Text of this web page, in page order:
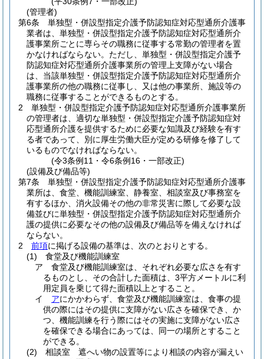
(管理者)
第6条
単独型・併設型指定介護予防認知症対応型通所介護事
業者は、単独型・併設型指定介護予防認知症対応型通所介
護事業所ごとに専らその職務に従事する常勤の管理者を置
かなければならない。 ただし、単独型・併設型指定介護予
防認知症対応型通所介護事業所の管理上支障がない場合
は、当該単独型・併設型指定介護予防認知症対応型通所介
護事業所の他の職務に従事し、又は他の事業所、施設等の
職務に従事することができるものとする。
2
単独型・併設型指定介護予防認知症対応型通所介護事業所
の管理者は、適切な単独型・併設型指定介護予防認知症対
応型通所介護を提供するために必要な知識及び経験を有す
る者であって、別に厚生労働大臣が定める研修を修了して
いるものでなければならない。
(令3条例11・令6条例16・一部改正)
(設備及び備品等)
第7条
単独型・併設型指定介護予防認知症対応型通所介護事
業所は、食堂、機能訓練室、静養室、相談室及び事務室を
有するほか、消火設備その他の非常災害に際して必要な設
備並びに単独型・併設型指定介護予防認知症対応型通所介
護の提供に必要なその他の設備及び備品等を備えなければ
ならない。
2
前項に掲げる設備の基準は、次のとおりとする。
(1)
食堂及び機能訓練室
ア
食堂及び機能訓練室は、それぞれ必要な広さを有す
るものとし、その合計した面積は、3平方メートルに利
用定員を乗じて得た面積以上とすること。
イ
アにかかわらず、食堂及び機能訓練室は、食事の提
供の際にはその提供に支障がない広さを確保でき、か
つ、機能訓練を行う際にはその実施に支障がない広さ
を確保できる場合にあっては、同一の場所とすること
ができる。
(2)
相談室 遮へい物の設置等により相談の内容が漏えい